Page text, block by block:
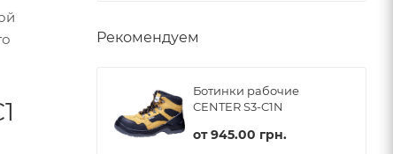
Рекомендуем
Ботинки рабочие
CENTER S3-C1N
от945.00 грн.